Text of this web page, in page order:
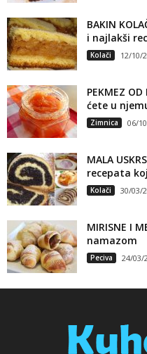
BAKIN
i najlakši
Kolači 12/10/
PEKMEZ
ćete u
Zimnica 06/
MALA
recepata
Kolači 30/03/
MIRISNE I
namazom
Peciva 24/03/